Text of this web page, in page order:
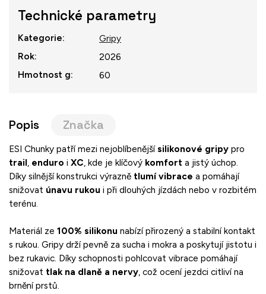
Technické parametry
Kategorie:
Gripy
Rok:
2026
Hmotnost g: 60
Popis Značka
ESI Chunky patřímezi nejoblíbenějšísilikonové gripy pro
trail enduro i XC kde je klíčový komfort a jistý úchop.
Díky silnějšíkonstrukci výrazně tlumívibrace a pomáhají
snižovat únavu rukou i při dlouhých jízdách nebo v rozbitém
terénu.
Materiál ze 100% silikonu nabízípřirozený a stabilníkontakt
s rukou. Gripy držípevně za sucha i mokra a poskytují jistotu i
bez rukavic. Díky schopnosti pohlcovat vibrace pomáhají
snižovat tlak na dlaně a nervy což ocení jezdci citlivína
brněníprstů.